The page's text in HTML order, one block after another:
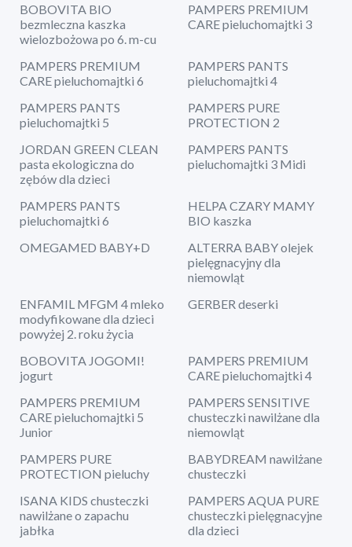
BOBOVITA BIO
bezmleczna kaszka
wielozbożowa po 6. m-cu
PAMPERS PREMIUM
CARE pieluchomajtki 3
PAMPERS PREMIUM
CARE pieluchomajtki 6
PAMPERS PANTS
pieluchomajtki 4
PAMPERS PANTS
pieluchomajtki 5
PAMPERS PURE
PROTECTION 2
JORDAN GREEN CLEAN
pasta ekologiczna do
zębów dla dzieci
PAMPERS PANTS
pieluchomajtki 3 Midi
PAMPERS PANTS
pieluchomajtki 6
HELPA CZARY MAMY
BIO kaszka
OMEGAMED BABY+D
ALTERRA BABY olejek
pielęgnacyjny dla
niemowląt
ENFAMIL MFGM 4 mleko
modyfikowane dla dzieci
powyżej 2. roku życia
GERBER deserki
BOBOVITA JOGOMI!
jogurt
PAMPERS PREMIUM
CARE pieluchomajtki 4
PAMPERS PREMIUM
CARE pieluchomajtki 5
Junior
PAMPERS SENSITIVE
chusteczki nawilżane dla
niemowląt
PAMPERS PURE
PROTECTION pieluchy
BABYDREAM nawilżane
chusteczki
ISANA KIDS chusteczki
nawilżane o zapachu
jabłka
PAMPERS AQUA PURE
chusteczki pielęgnacyjne
dla dzieci